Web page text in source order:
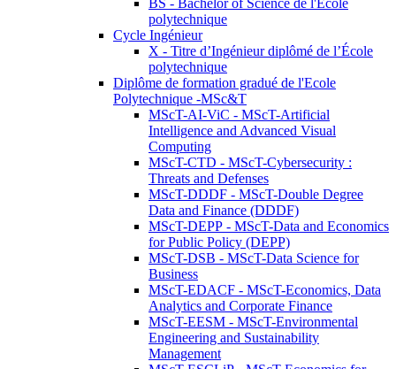
BS - Bachelor of Science de l'Ecole
polytechnique
Cycle Ingénieur
X - Titre d’Ingénieur diplômé de l’École
polytechnique
Diplôme de formation gradué de l'Ecole
Polytechnique -MSc&T
MScT-AI-ViC - MScT-Artificial
Intelligence and Advanced Visual
Computing
MScT-CTD - MScT-Cybersecurity :
Threats and Defenses
MScT-DDDF - MScT-Double Degree
Data and Finance (DDDF)
MScT-DEPP - MScT-Data and Economics
for Public Policy (DEPP)
MScT-DSB - MScT-Data Science for
Business
MScT-EDACF - MScT-Economics, Data
Analytics and Corporate Finance
MScT-EESM - MScT-Environmental
Engineering and Sustainability
Management